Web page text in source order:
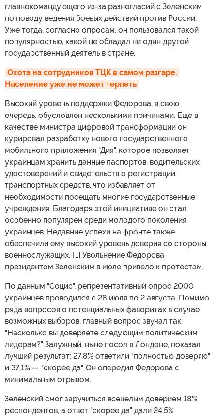
главнокомандующего из-за разногласий с Зеленским
по поводу ведения боевых действий против России.
Уже тогда, согласно опросам, он пользовался такой
популярностью, какой не обладал ни один другой
государственный деятель в стране.
Охота на сотрудников ТЦК в самом разгаре.
Население уже не может терпеть
Высокий уровень поддержки Федорова, в свою
очередь, обусловлен несколькими причинами. Еще в
качестве министра цифровой трансформации он
курировал разработку нового государственного
мобильного приложения "Дия", которое позволяет
украинцам хранить данные паспортов, водительских
удостоверений и свидетельств о регистрации
транспортных средств, что избавляет от
необходимости посещать многие государственные
учреждения. Благодаря этой инициативе он стал
особенно популярен среди молодого поколения
украинцев. Недавние успехи на фронте также
обеспечили ему высокий уровень доверия со стороны
военнослужащих. [...] Увольнение Федорова
президентом Зеленским в июле привело к протестам.
По данным "Социс", репрезентативный опрос 2000
украинцев проводился с 28 июля по 2 августа. Помимо
ряда вопросов о потенциальных фаворитах в случае
возможных выборов, главный вопрос звучал так:
"Насколько вы доверяете следующим политическим
лидерам?" Залужный, ныне посол в Лондоне, показал
лучший результат: 27,8% ответили "полностью доверяю"
и 37,1% — "скорее да". Он опередил Федорова с
минимальным отрывом.
Зеленский смог заручиться всецелым доверием 18%
респондентов, а ответ "скорее да" дали 24,5%